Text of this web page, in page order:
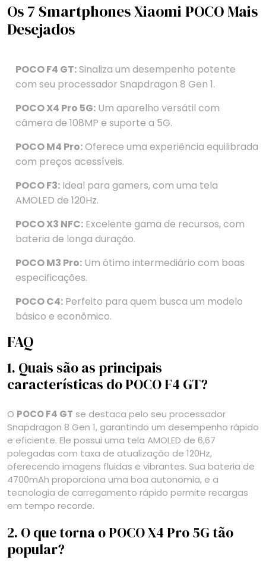
Os 7 Smartphones Xiaomi POCO Mais
Desejados
POCO F4 GT:Sinaliza um desempenho potente
com seu processador Snapdragon 8 Gen 1.
POCO X4 Pro 5G: Um aparelho versátil com
câmera de 108MP e suporte a 5G.
POCO M4 Pro:Oferece uma experiência equilibrada
com preços acessíveis.
POCO F3: Ideal para gamers, com uma tela
AMOLED de 120Hz.
POCO X3 NFC: Excelente gama de recursos, com
bateria de longa duração.
POCO M3 Pro: Um ótimo intermediário com boas
especificações.
POCO C4: Perfeito para quem busca um modelo
básico e econômico.
FAQ
1. Quais são as principais
características do POCO F4 GT?
O POCO F4 GT se destaca pelo seu processador
Snapdragon 8 Gen 1, garantindo um desempenho rápido
e eficiente. Ele possui uma tela AMOLED de 6,67
polegadas com taxa de atualização de 120Hz,
oferecendo imagens fluidas e vibrantes. Sua bateria de
4700mAh proporciona uma boa autonomia, e a
tecnologia de carregamento rápido permite recargas
em tempo recorde.
2. O que torna o POCO X4 Pro 5G tão
popular?